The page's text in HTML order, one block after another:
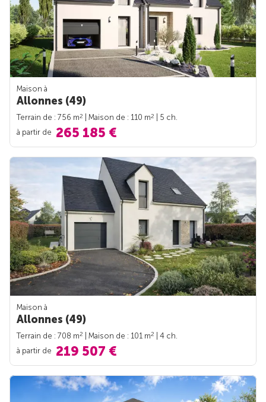
Maison à
Allonnes (49)
Terrain de : 756 m2 | Maison de : 110 m2
| 5 ch.
à partir de 265 185 €
Maison à
Allonnes (49)
Terrain de : 708 m2 | Maison de : 101 m2
| 4 ch.
à partir de 219 507 €